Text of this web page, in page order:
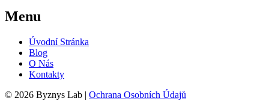
Menu
Úvodní Stránka
Blog
O Nás
Kontakty
© 2026 Byznys Lab | Ochrana Osobních Údajů